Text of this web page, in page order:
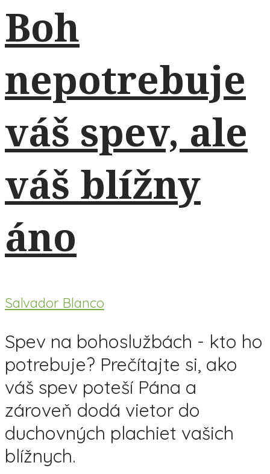
Boh
nepotrebuje
váš spev, ale
váš blížny
áno
Salvador Blanco
Spev na bohoslužbách - kto ho
potrebuje? Prečítajte si, ako
váš spev poteší Pána a
zároveň dodá vietor do
duchovných plachiet vašich
blížnych.